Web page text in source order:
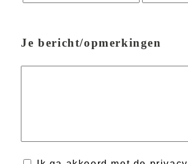
Je bericht/opmerkingen